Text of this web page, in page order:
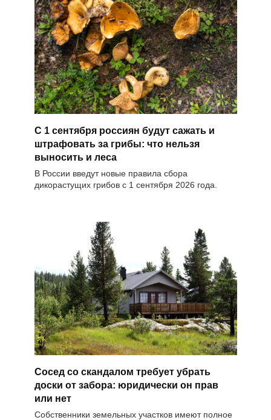
С 1 сентября россиян будут сажать и
штрафовать за грибы: что нельзя
выносить и леса
В России введут новые правила сбора
дикорастущих грибов с 1 сентября 2026 года.
Сосед со скандалом требует убрать
доски от забора: юридически он прав
или нет
Собственники земельных участков имеют полное